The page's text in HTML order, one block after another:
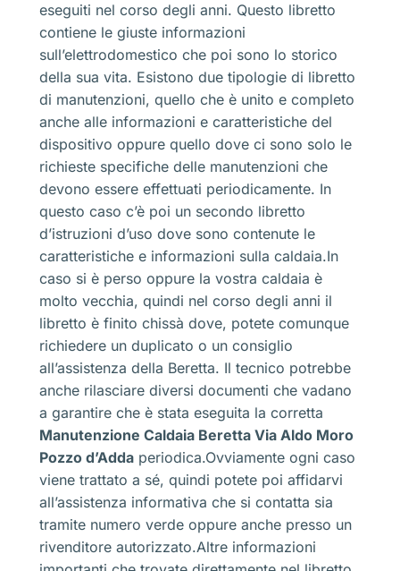
eseguiti nel corso degli anni. Questo libretto
contiene le giuste informazioni
sull’elettrodomestico che poi sono lo storico
della sua vita. Esistono due tipologie di libretto
di manutenzioni, quello che è unito e completo
anche alle informazioni e caratteristiche del
dispositivo oppure quello dove ci sono solo le
richieste specifiche delle manutenzioni che
devono essere effettuati periodicamente. In
questo caso c’è poi un secondo libretto
d’istruzioni d’uso dove sono contenute le
caratteristiche e informazioni sulla caldaia.In
caso si è perso oppure la vostra caldaia è
molto vecchia, quindi nel corso degli anni il
libretto è finito chissà dove, potete comunque
richiedere un duplicato o un consiglio
all’assistenza della Beretta. Il tecnico potrebbe
anche rilasciare diversi documenti che vadano
a garantire che è stata eseguita la corretta
Manutenzione Caldaia Beretta Via Aldo Moro
Pozzo d’Adda periodica.Ovviamente ogni caso
viene trattato a sé, quindi potete poi affidarvi
all’assistenza informativa che si contatta sia
tramite numero verde oppure anche presso un
rivenditore autorizzato.Altre informazioni